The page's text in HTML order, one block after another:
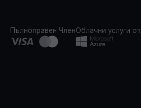
Пълноправен ЧленОблачни услуги от